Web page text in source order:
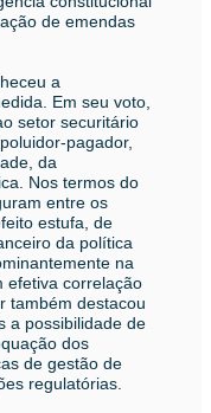
de emendas
a
Em seu voto,
setor securitário
pagador,
da
Nos termos do
entre os
estufa, de
da política
na
efetiva correlação
também destacou
a possibilidade de
dos
de gestão de
regulatórias.